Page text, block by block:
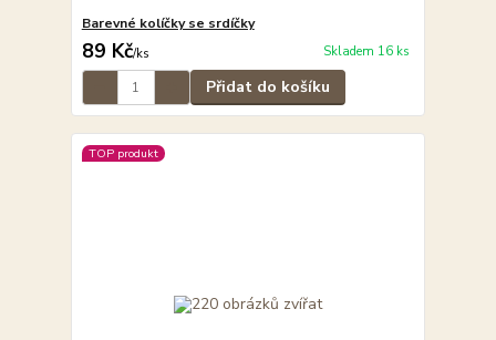
Barevné kolíčky se srdíčky
89 Kč/ks Skladem 16 ks
Přidat do košíku
TOP produkt